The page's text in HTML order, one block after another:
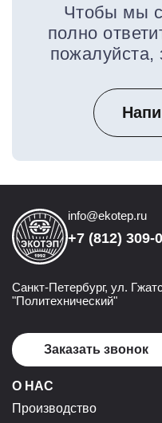
Чтобы мы
полно
info@ekotep.ru
+7 (812) 309-
Санкт-Петербург, ул.
"Политехнический"
Заказать звонок
О НАС
Производство